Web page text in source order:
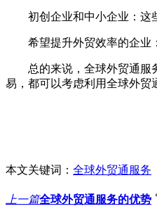
初创企业和中小企业：这些
希望提升外贸效率的企业：
总的来说，全球外贸通服务
易，都可以考虑利用全球外贸
本文关键词： 全球外贸通服务
上一篇全球外贸通服务的优势